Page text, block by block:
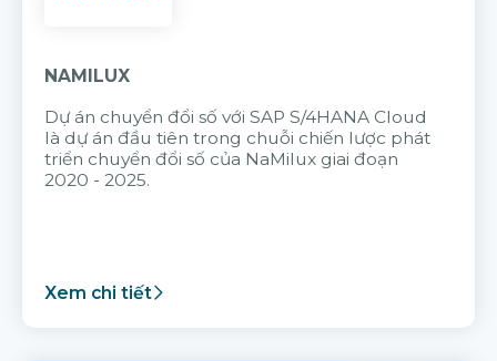
NAMILUX
Dự án chuyển đổi số với SAP S/4HANA Cloud
là dự án đầu tiên trong chuỗi chiến lược phát
triển chuyển đổi số của NaMilux giai đoạn
2020 - 2025.
Xem chi tiết